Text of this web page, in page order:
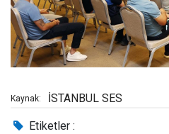
Kaynak: İSTANBUL SES
Etiketler :